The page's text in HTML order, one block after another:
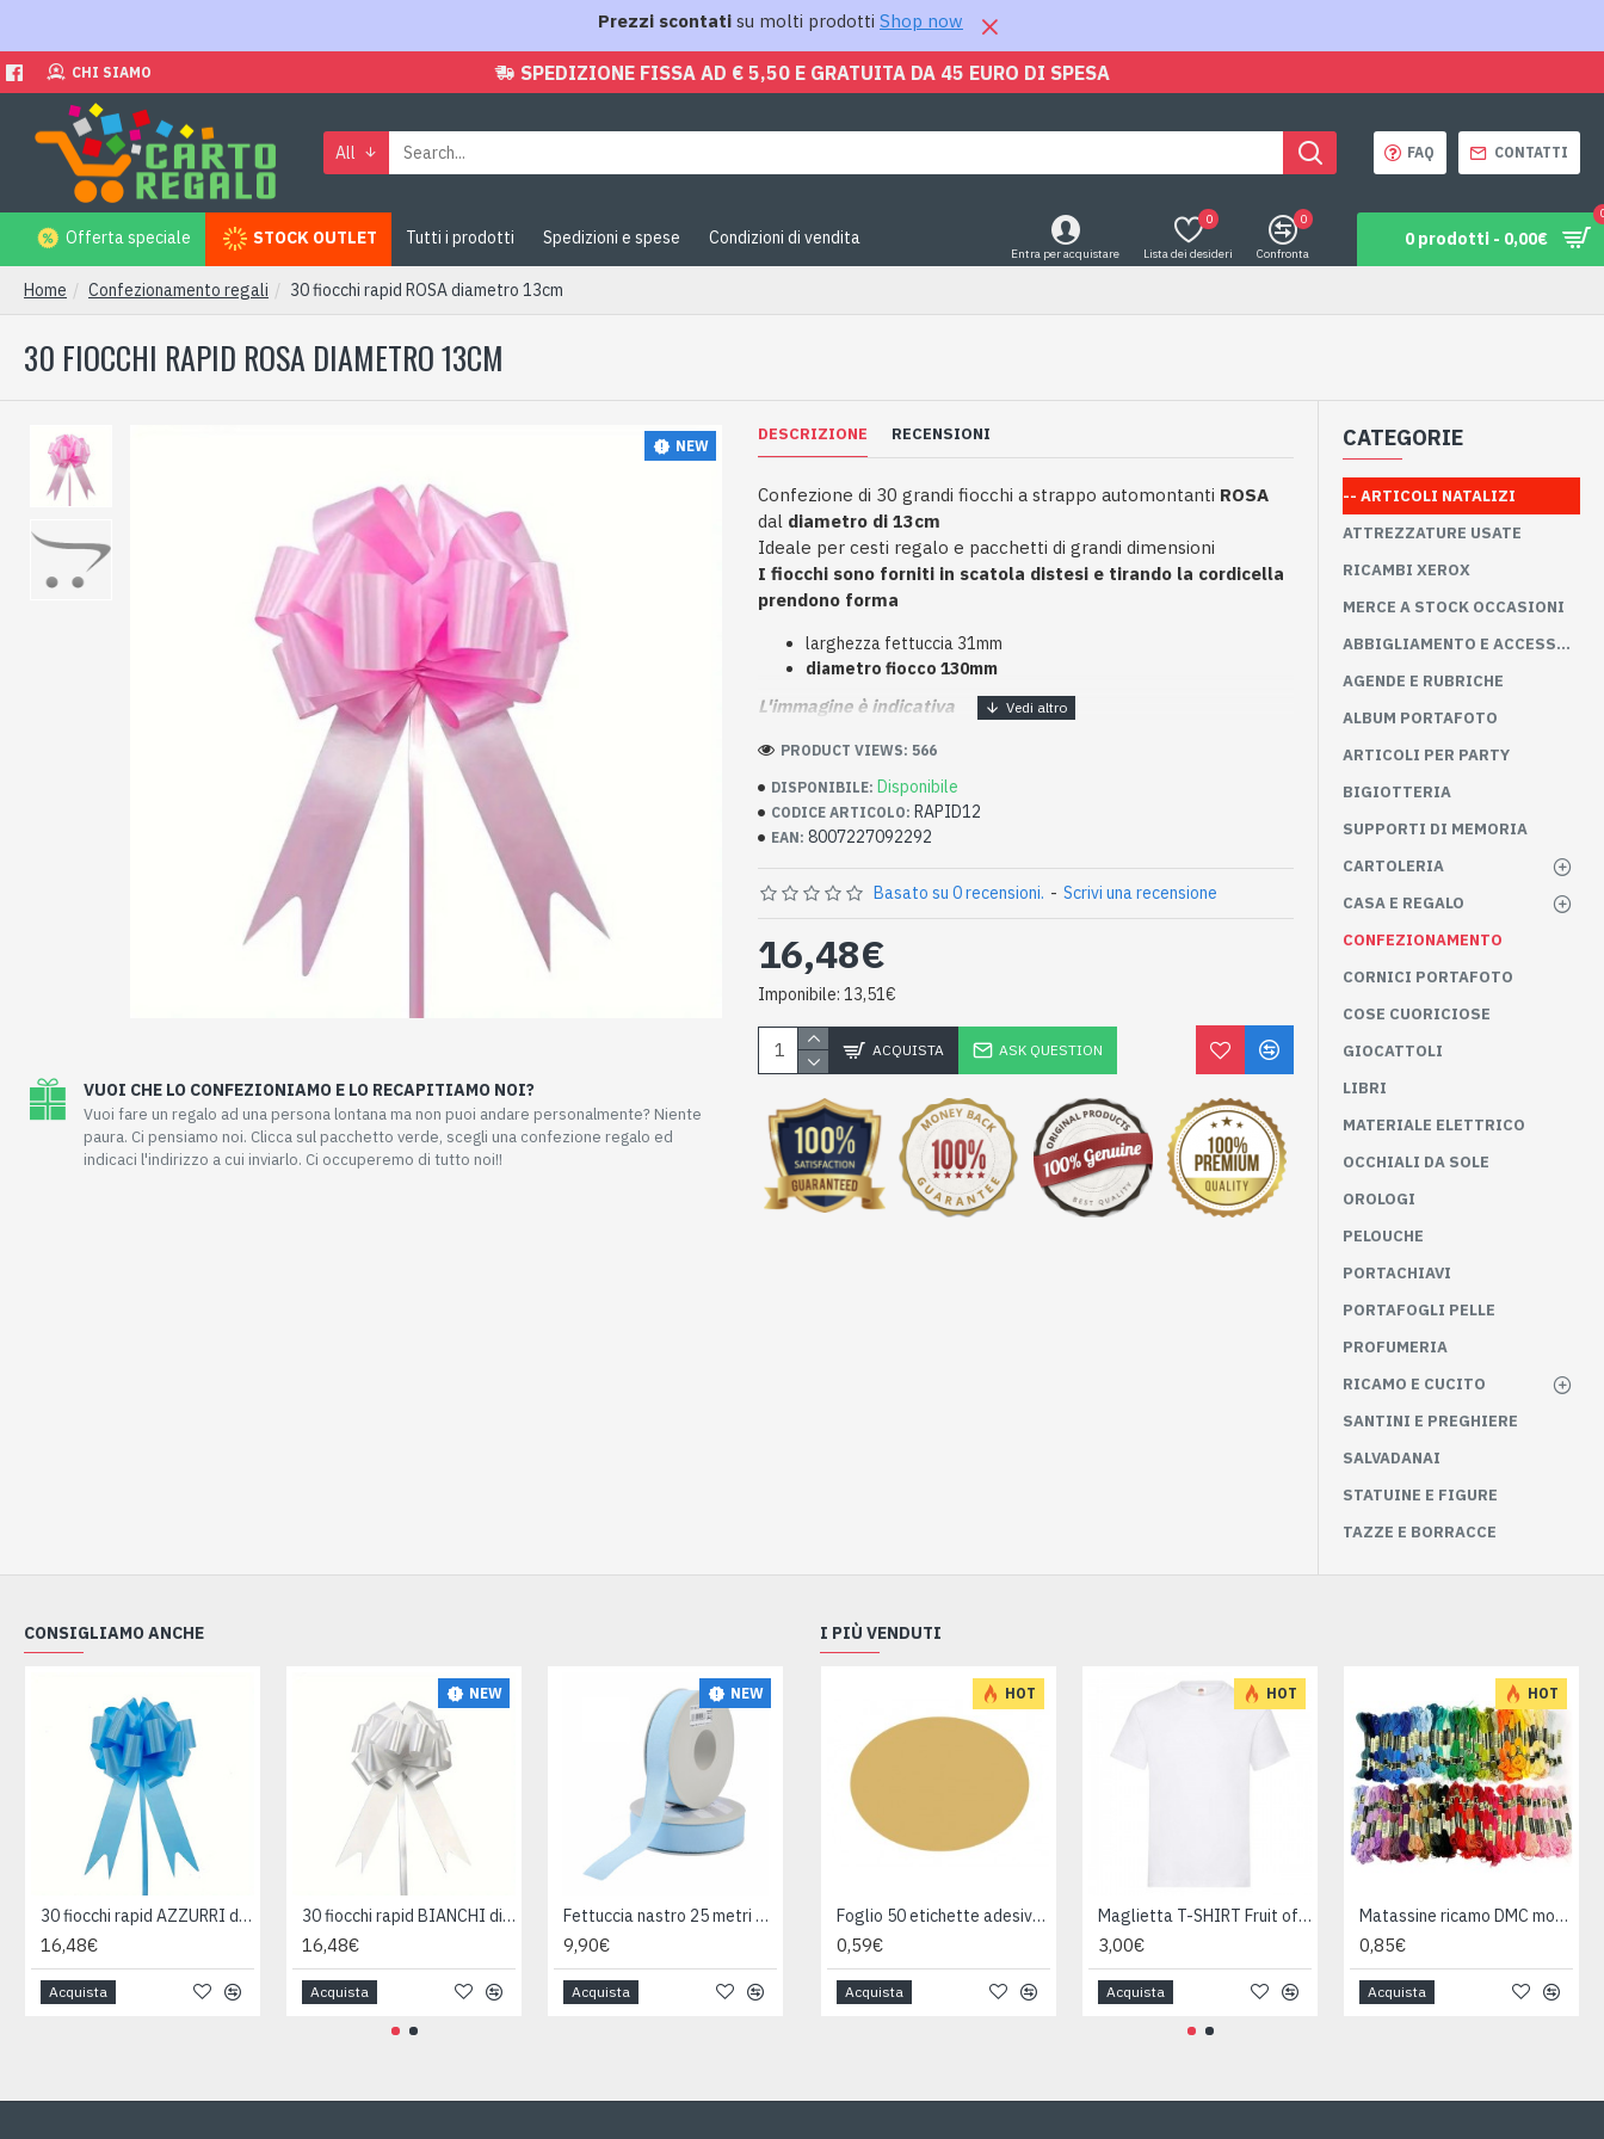
Prezzi scontati su molti prodotti Shop now
CHI SIAMO SPEDIZIONE FISSA AD € 5,50 E GRATUITA DA 45 EURO DI SPESA
All FAQ CONTATTI
Offerta speciale STOCK OUTLET Tutti i prodotti Spedizioni e spese Condizioni di vendita
Entra per acquistare Lista dei desideri
0
Confronta
0
0 prodotti - 0,00€
Home Confezionamento regali 30 fiocchi rapid ROSA diametro 13cm
30 FIOCCHI RAPID ROSA DIAMETRO 13CM
NEW
VUOI CHE LO CONFEZIONIAMO E LO RECAPITIAMO NOI?
Vuoi fare un regalo ad una persona lontana ma non puoi andare personalmente? Niente
paura. Ci pensiamo noi. Clicca sul pacchetto verde, scegli una confezione regalo ed
indicaci l'indirizzo a cui inviarlo. Ci occuperemo di tutto noi!!
DESCRIZIONE RECENSIONI
Confezione di 30 grandi fiocchi a strappo automontanti ROSA
dal diametro di 13cm
Ideale per cesti regalo e pacchetti di grandi dimensioni
I fiocchi sono forniti in scatola distesi e tirando la cordicella
prendono forma
larghezza fettuccia 31mm
diametro fiocco 130mm
L'immagine è indicativa
DISPONIBILE: Disponibile
CODICE ARTICOLO: RAPID12
EAN: 8007227092292
PRODUCT VIEWS: 566
Basato su 0 recensioni. - Scrivi una recensione
16,48€
Imponibile: 13,51€
ACQUISTA ASK QUESTION
CATEGORIE
-- ARTICOLI NATALIZI
ATTREZZATURE USATE
RICAMBI XEROX
MERCE A STOCK OCCASIONI
ABBIGLIAMENTO E ACCESSORI
AGENDE E RUBRICHE
ALBUM PORTAFOTO
ARTICOLI PER PARTY
BIGIOTTERIA
SUPPORTI DI MEMORIA
CARTOLERIA
CASA E REGALO
CONFEZIONAMENTO
CORNICI PORTAFOTO
COSE CUORICIOSE
GIOCATTOLI
LIBRI
MATERIALE ELETTRICO
OCCHIALI DA SOLE
OROLOGI
PELOUCHE
PORTACHIAVI
PORTAFOGLI PELLE
PROFUMERIA
RICAMO E CUCITO
SANTINI E PREGHIERE
SALVADANAI
STATUINE E FIGURE
TAZZE E BORRACCE
CONSIGLIAMO ANCHE
30 fiocchi rapid AZZURRI diametro 13cm
16,48€
Acquista
NEW
30 fiocchi rapid BIANCHI diametro 13cm
16,48€
Acquista
NEW
Fettuccia nastro 25 metri 100% cotone AZZURRO
9,90€
Acquista
NEW
Fettuccia nastro 25 metri 100% cotone TURCHESE
9,90€
Acquista
NEW
Fettuccia nastro 25 metri 100% cotone VERDE CHIARO
9,90€
Acquista
I PIÙ VENDUTI
HOT
Foglio 50 etichette adesive ovali ORO mm 36x27
0,59€
Acquista
HOT
Maglietta T-SHIRT Fruit of The Loom HEAVY varie taglie
3,00€
Acquista
HOT
Matassine ricamo DMC moulinè da colore 400 a 799
0,85€
Acquista